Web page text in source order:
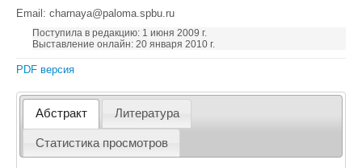
Email: charnaya@paloma.spbu.ru
Поступила в редакцию: 1 июня 2009 г.
Выставление онлайн: 20 января 2010 г.
PDF версия
Абстракт Литература
Статистика просмотров